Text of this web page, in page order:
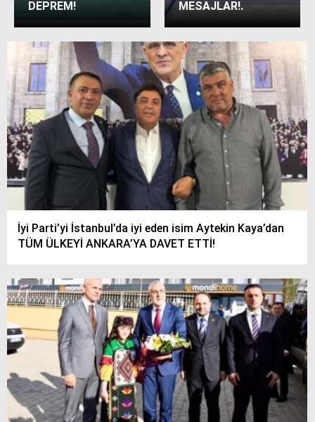
DEPREM! MESAJLAR!.
İyi Parti’yi İstanbul’da iyi eden isim Aytekin Kaya’dan
TÜM ÜLKEYİ ANKARA’YA DAVET ETTİ!